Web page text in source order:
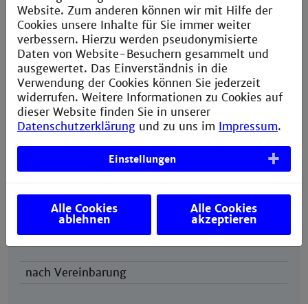
Prof. Dr. Dennis Gövert
Building G, Room 226
+49 621 292-6821
+49 621 292-6420
d.goevert@th-mannheim.de
Sprechzeiten
nach Vereinbarung
Website. Zum anderen können wir mit Hilfe der
Cookies unsere Inhalte für Sie immer weiter
verbessern. Hierzu werden pseudonymisierte
Daten von Website-Besuchern gesammelt und
ausgewertet. Das Einverständnis in die
Verwendung der Cookies können Sie jederzeit
widerrufen. Weitere Informationen zu Cookies auf
dieser Website finden Sie in unserer
Datenschutzerklärung und zu uns im Impressum.
Einstellungen
Alle Cookies
ablehnen
Alle Cookies
akzeptieren